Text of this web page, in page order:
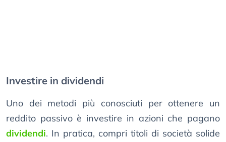
Investire in dividendi
Uno dei metodi più conosciuti per ottenere un
reddito passivo è investire in azioni che pagano
dividendi. In pratica, compri titoli di società solide